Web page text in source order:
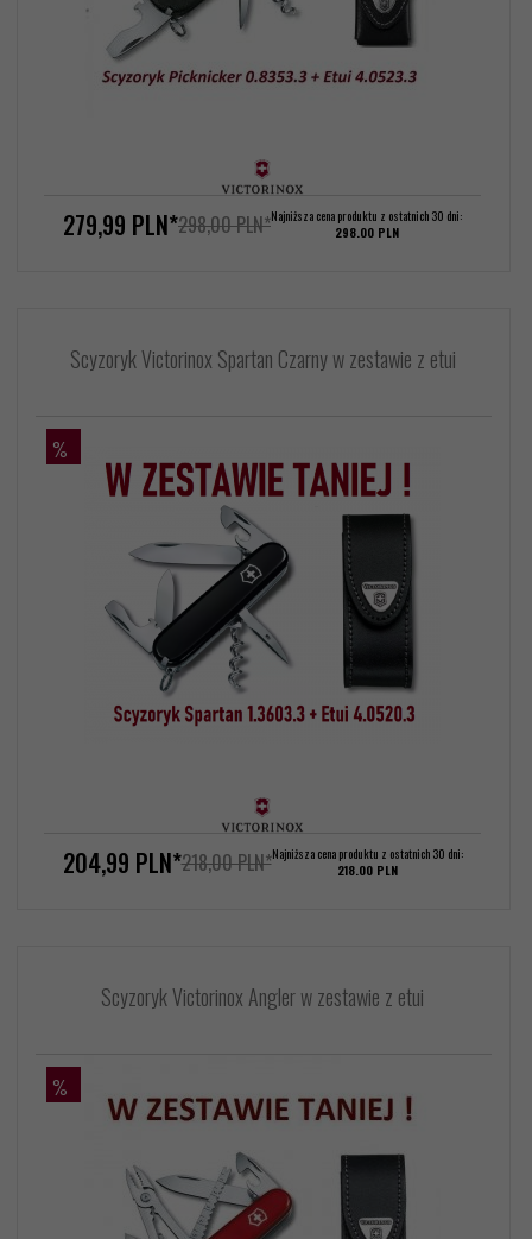
279,99 PLN*298,00 PLN*Najniższa cena produktu z ostatnich 30 dni:
298.00 PLN
Scyzoryk Victorinox Spartan Czarny w zestawie z etui
%
204,99 PLN*218,00 PLN*Najniższa cena produktu z ostatnich 30 dni:
218.00 PLN
Scyzoryk Victorinox Angler w zestawie z etui
%